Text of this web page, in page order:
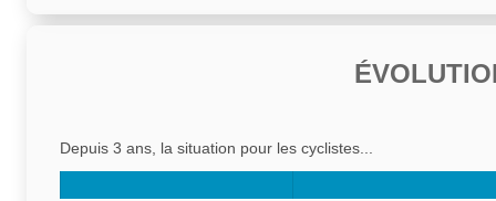
Depuis 3 ans, la situation pour les cyclistes...